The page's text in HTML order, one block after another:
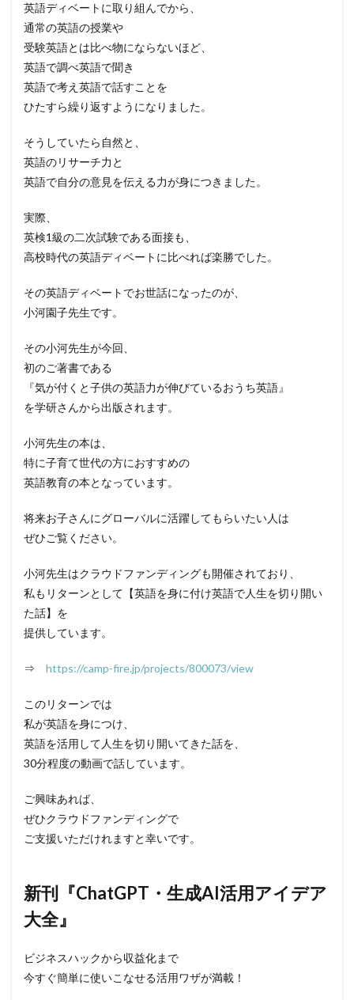
英語ディベートに取り組んでから、
通常の英語の授業や
受験英語とは比べ物にならないほど、
英語で調べ英語で聞き
英語で考え英語で話すことを
ひたすら繰り返すようになりました。
そうしていたら自然と、
英語のリサーチ力と
英語で自分の意見を伝える力が身につきました。
実際、
英検1級の二次試験である面接も、
高校時代の英語ディベートに比べれば楽勝でした。
その英語ディベートでお世話になったのが、
小河園子先生です。
その小河先生が今回、
初のご著書である
『気が付くと子供の英語力が伸びているおうち英語』
を学研さんから出版されます。
小河先生の本は、
特に子育て世代の方におすすめの
英語教育の本となっています。
将来お子さんにグローバルに活躍してもらいたい人は
ぜひご覧ください。
小河先生はクラウドファンディングも開催されており、
私もリターンとして【英語を身に付け英語で人生を切り開い
た話】を
提供しています。
⇒ https://camp-fire.jp/projects/800073/view
このリターンでは
私が英語を身につけ、
英語を活用して人生を切り開いてきた話を、
30分程度の動画で話しています。
ご興味あれば、
ぜひクラウドファンディングで
ご支援いただけれますと幸いです。
新刊『ChatGPT・生成AI活用アイデア
大全』
ビジネスハックから収益化まで
今すぐ簡単に使いこなせる活用ワザが満載！